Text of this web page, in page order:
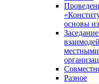
основы
Разное